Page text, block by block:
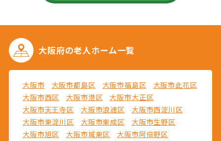
大阪府の老人ホーム一覧
大阪市 大阪市都島区 大阪市福島区
大阪市此花区
大阪市西区
大阪市港区
大阪市大正区
大阪市天王寺区
大阪市浪速区
大阪市西淀川区
大阪市東淀川区
大阪市東成区
大阪市生野区
大阪市旭区
大阪市城東区
大阪市阿倍野区